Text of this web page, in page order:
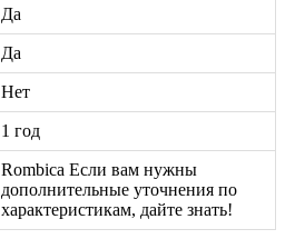
Да
Да
Нет
1 год
Rombica Если вам нужны
дополнительные уточнения по
характеристикам, дайте знать!